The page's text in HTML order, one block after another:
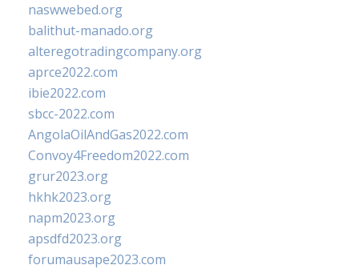
naswwebed.org
balithut-manado.org
alteregotradingcompany.org
aprce2022.com
ibie2022.com
sbcc-2022.com
AngolaOilAndGas2022.com
Convoy4Freedom2022.com
grur2023.org
hkhk2023.org
napm2023.org
apsdfd2023.org
forumausape2023.com